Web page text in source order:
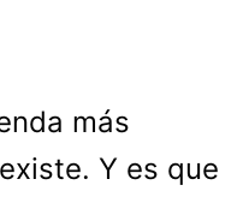
más
Y es que